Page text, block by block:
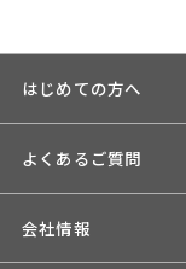
はじめての方へ
よくあるご質問
会社情報